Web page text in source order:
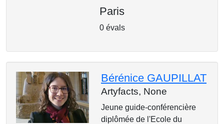
Paris
0 évals
Bérénice GAUPILLAT
Artyfacts, None
Jeune guide-conférencière
diplômée de l'Ecole du